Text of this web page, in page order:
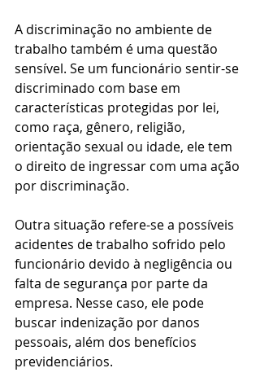
A discriminação no ambiente de
trabalho também é uma questão
sensível. Se um funcionário sentir-se
discriminado com base em
características protegidas por lei,
como raça, gênero, religião,
orientação sexual ou idade, ele tem
o direito de ingressar com uma ação
por discriminação.
Outra situação refere-se a possíveis
acidentes de trabalho sofrido pelo
funcionário devido à negligência ou
falta de segurança por parte da
empresa. Nesse caso, ele pode
buscar indenização por danos
pessoais, além dos benefícios
previdenciários.